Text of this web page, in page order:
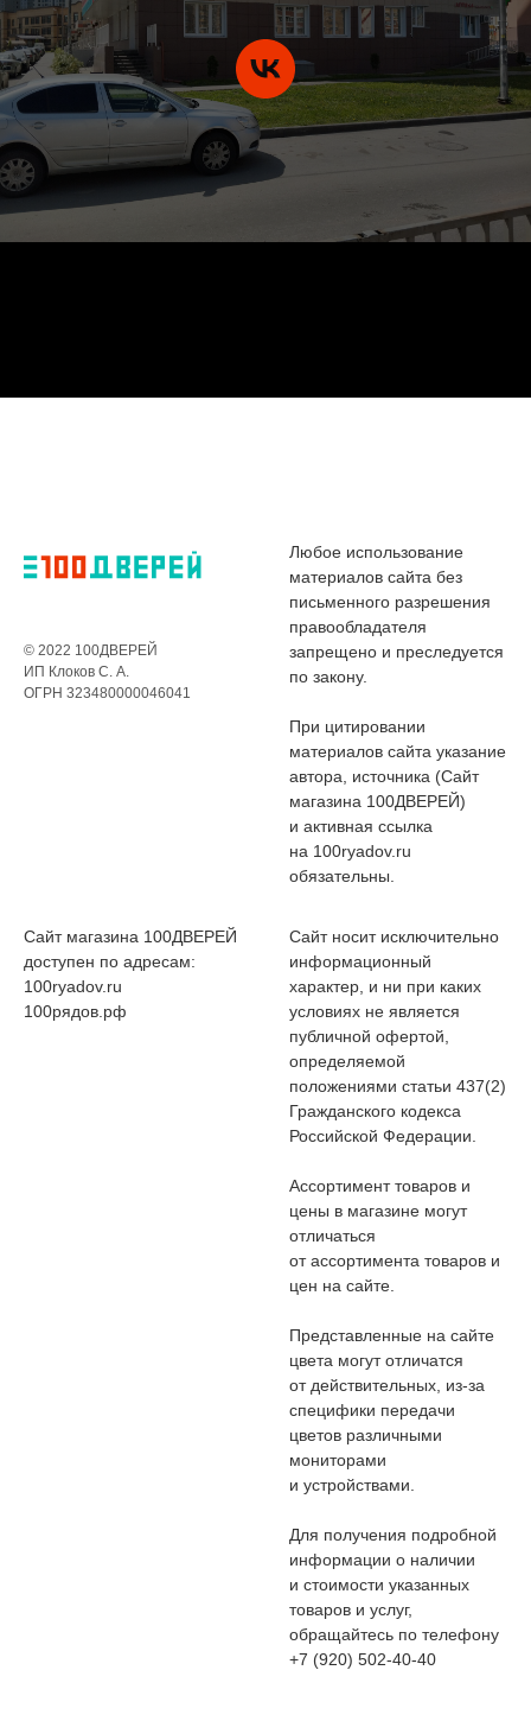
© 2022 100ДВЕРЕЙ
ИП Клоков С. А.
ОГРН 323480000046041
Любое использование
материалов сайта без
письменного разрешения
правообладателя
запрещено и преследуется
по закону.
При цитировании
материалов сайта указание
автора, источника (Сайт
магазина 100ДВЕРЕЙ)
и активная ссылка
на 100ryadov.ru
обязательны.
Сайт магазина 100ДВЕРЕЙ
доступен по адресам:
100ryadov.ru
100рядов.рф
Сайт носит исключительно
информационный
характер, и ни при каких
условиях не является
публичной офертой,
определяемой
положениями статьи 437(2)
Гражданского кодекса
Российской Федерации.
Ассортимент товаров и
цены в магазине могут
отличаться
от ассортимента товаров и
цен на сайте.
Представленные на сайте
цвета могут отличатся
от действительных, из-за
специфики передачи
цветов различными
мониторами
и устройствами.
Для получения подробной
информации о наличии
и стоимости указанных
товаров и услуг,
обращайтесь по телефону
+7 (920) 502-40-40